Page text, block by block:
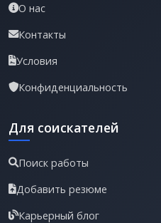
О нас
Контакты
Условия
Конфиденциальность
Для соискателей
Поиск работы
Добавить резюме
Карьерный блог